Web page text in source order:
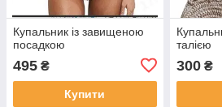
Купальник із завищеною
посадкою
495 ₴
Купити
талією
300₴